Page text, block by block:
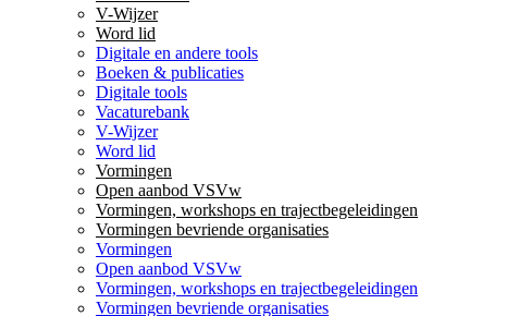
V-Wijzer
Word lid
Digitale en andere tools
Boeken & publicaties
Digitale tools
Vacaturebank
V-Wijzer
Word lid
Vormingen
Open aanbod VSVw
Vormingen, workshops en trajectbegeleidingen
Vormingen bevriende organisaties
Vormingen
Open aanbod VSVw
Vormingen, workshops en trajectbegeleidingen
Vormingen bevriende organisaties